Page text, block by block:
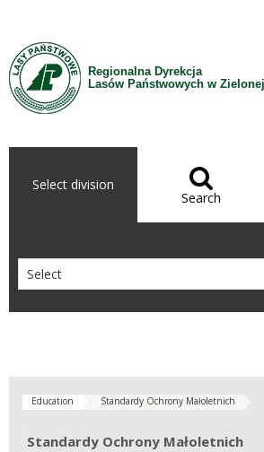
Regionalna Dyrekcja
Lasów Państwowych w
Select division 
Search
Education Standardy Ochrony Małoletnich
Standardy Ochrony Małoletnich